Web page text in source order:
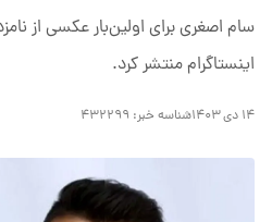
سام اصغری برای اولین‌بار عکسی از
اینستاگرام منتشر کرد.
۱۴ دی ۱۴۰۳ شناسه خبر: ۴۳۲۲۹۹